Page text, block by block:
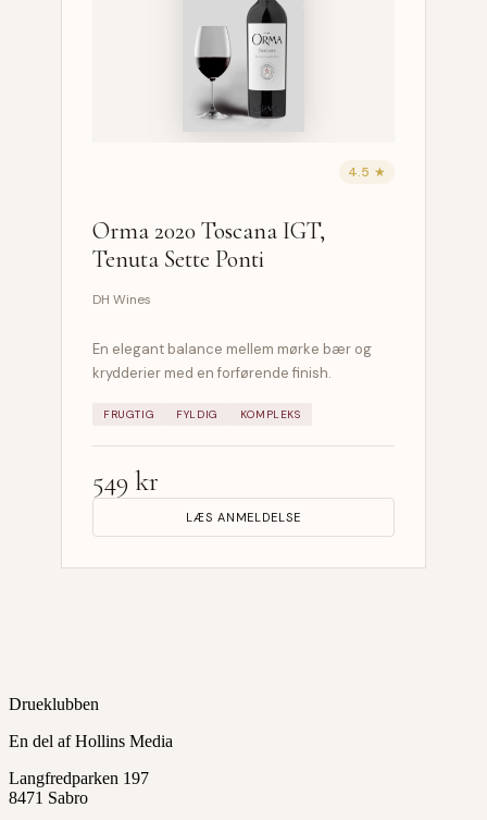
4.5 ★
Orma 2020 Toscana IGT,
Tenuta Sette Ponti
DH Wines
En elegant balance mellem mørke bær og
krydderier med en forførende finish.
FRUGTIG FYLDIG KOMPLEKS
549 kr
LÆS ANMELDELSE
Drueklubben
En del af Hollins Media
Langfredparken 197
8471 Sabro